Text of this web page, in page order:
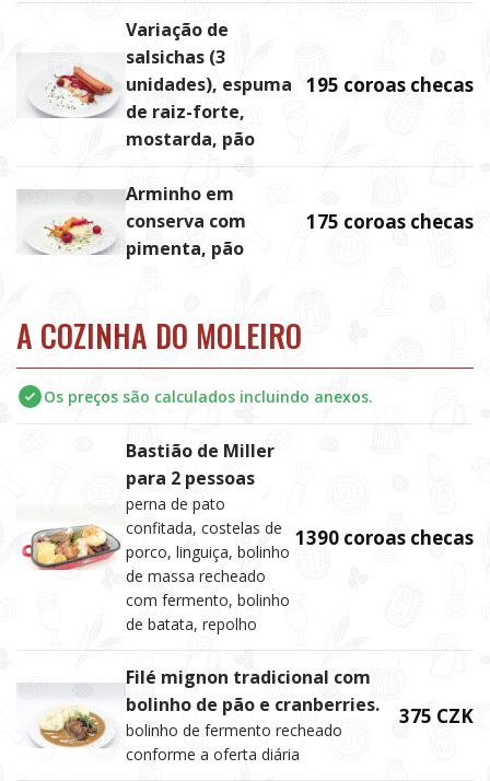
Variação de
salsichas (3
unidades), espuma
de raiz-forte,
mostarda, pão
195 coroas checas
Arminho em
conserva com
pimenta, pão
175 coroas checas
A COZINHA DO MOLEIRO
Os preços são calculados incluindo anexos.
Bastião de Miller
para 2 pessoas
perna de pato
confitada, costelas de
porco, linguiça, bolinho
de massa recheado
com fermento, bolinho
de batata, repolho
1390 coroas checas
Filé mignon tradicional com
bolinho de pão e cranberries.
bolinho de fermento recheado
conforme a oferta diária
375 CZK